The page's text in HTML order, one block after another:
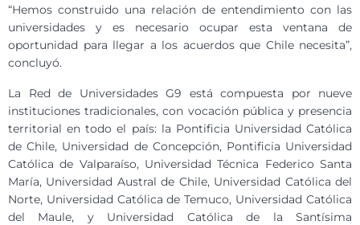
“Hemos construido una relación de entendimiento con las
universidades y es necesario ocupar esta ventana de
oportunidad para llegar a los acuerdos que Chile necesita”,
concluyó.
La Red de Universidades G9 está compuesta por nueve
instituciones tradicionales, con vocación pública y presencia
territorial en todo el país: la Pontificia Universidad Católica
de Chile, Universidad de Concepción, Pontificia Universidad
Católica de Valparaíso, Universidad Técnica Federico Santa
María, Universidad Austral de Chile, Universidad Católica del
Norte, Universidad Católica de Temuco, Universidad Católica
del Maule, y Universidad Católica de la Santísima